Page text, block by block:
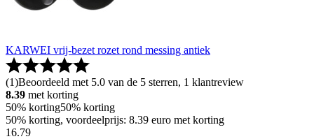
KARWEI vrij-bezet rozet rond messing antiek
(1)Beoordeeld met 5.0 van de 5 sterren, 1 klantreview
8.39 met korting
50% korting50% korting
50% korting, voordeelprijs: 8.39 euro met korting
16.79